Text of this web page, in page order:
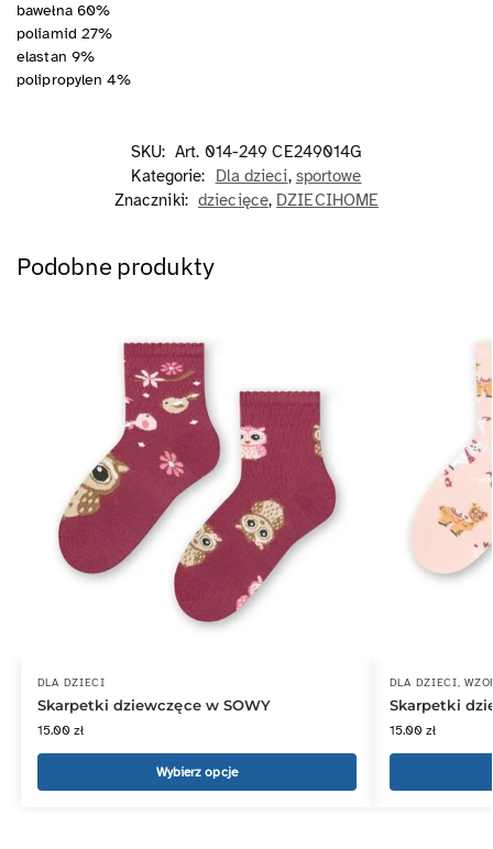
bawełna 60%
poliamid 27%
elastan 9%
polipropylen 4%
SKU: Art. 014-249 CE249014G
Kategorie:
Dla dzieci, sportowe
Znaczniki: dziecięce, DZIECIHOME
Podobne produkty
DLA DZIECI
Skarpetki dziewczęce w SOWY
15.00zł
Wybierz opcje
DLA DZIECI,
Skarpetki
15.00zł